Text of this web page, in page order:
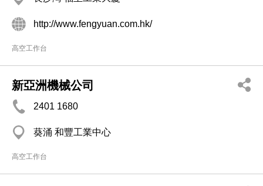
http://www.fengyuan.com.hk/
高空工作台
新亞洲機械公司
2401 1680
葵涌 和豐工業中心
高空工作台